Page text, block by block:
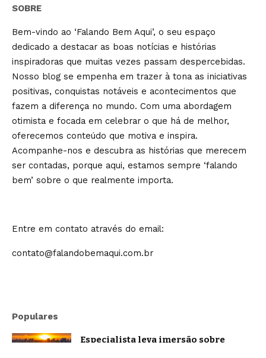
SOBRE
Bem-vindo ao ‘Falando Bem Aqui’, o seu espaço
dedicado a destacar as boas notícias e histórias
inspiradoras que muitas vezes passam despercebidas.
Nosso blog se empenha em trazer à tona as iniciativas
positivas, conquistas notáveis e acontecimentos que
fazem a diferença no mundo. Com uma abordagem
otimista e focada em celebrar o que há de melhor,
oferecemos conteúdo que motiva e inspira.
Acompanhe-nos e descubra as histórias que merecem
ser contadas, porque aqui, estamos sempre ‘falando
bem’ sobre o que realmente importa.
Entre em contato através do email:
contato@falandobemaqui.com.br
Populares
Especialista leva imersão sobre